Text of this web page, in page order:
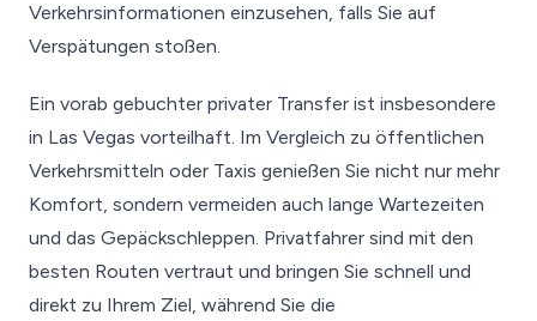
Verkehrsinformationen einzusehen, falls Sie auf
Verspätungen stoßen.
Ein vorab gebuchter privater Transfer ist insbesondere
in Las Vegas vorteilhaft. Im Vergleich zu öffentlichen
Verkehrsmitteln oder Taxis genießen Sie nicht nur mehr
Komfort, sondern vermeiden auch lange Wartezeiten
und das Gepäckschleppen. Privatfahrer sind mit den
besten Routen vertraut und bringen Sie schnell und
direkt zu Ihrem Ziel, während Sie die